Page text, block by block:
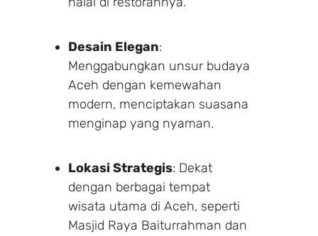
Desain Elegan:
Menggabungkan unsur budaya
Aceh dengan kemewahan
modern, menciptakan suasana
menginap yang nyaman.
Lokasi Strategis: Dekat
dengan berbagai tempat
wisata utama di Aceh, seperti
Masjid Raya Baiturrahman dan